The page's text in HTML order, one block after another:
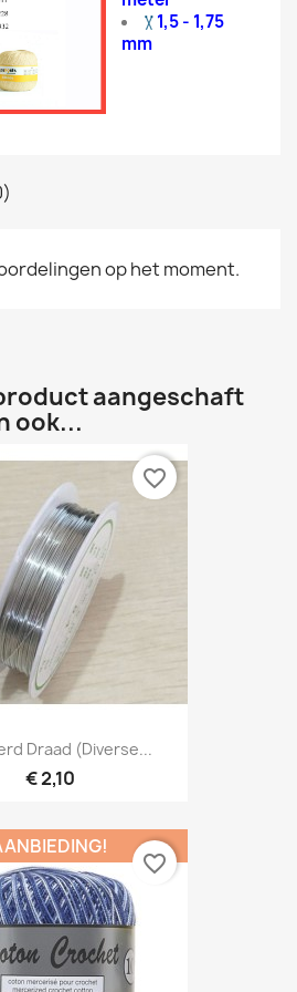
1,5 - 1,75
mm
op het moment.
aangeschaft
ook...
Draad (diverse...
€ 2,10
favorite_border
favorite_border